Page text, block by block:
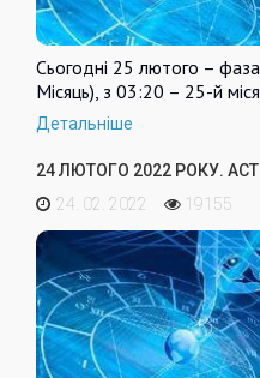
Сьогодні 25 лютого –
Місяць), з 03:20 – 25-й
Детальніше
24 ЛЮТОГО 2022 РОКУ.
24. 02. 2022
19155